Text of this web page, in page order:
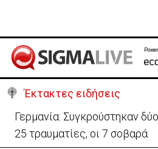
Έκτακτες ειδήσεις
Γερμανία: Συγκρούστηκαν
25 τραυματίες, οι 7 σοβαρά